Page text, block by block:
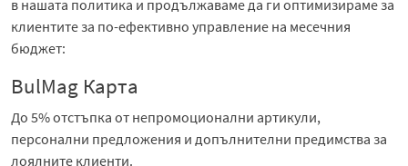
в нашата политика и продължаваме да ги оптимизираме за
клиентите за по-ефективно управление на месечния
бюджет:
BulMag Карта
До 5% отстъпка от непромоционални артикули,
персонални предложения и допълнителни предимства за
лоялните клиенти.